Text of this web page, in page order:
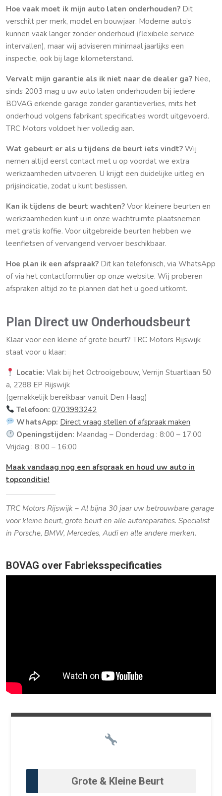
Hoe vaak moet ik mijn auto laten onderhouden? Dit
verschilt per merk, model en bouwjaar. Moderne auto’s
kunnen vaak langer zonder onderhoud (flexibele service
intervallen), maar wij adviseren minimaal jaarlijks een
inspectie, ook bij lage kilometerstand.
Vervalt mijn garantie als ik niet naar de dealer ga? Nee,
sinds 2003 mag u uw auto laten onderhouden bij iedere
BOVAG erkende garage zonder garantieverlies, mits het
onderhoud volgens fabrikant specificaties wordt uitgevoerd.
TRC Motors voldoet hier volledig aan.
Wat gebeurt er als u tijdens de beurt iets vindt? Wij
nemen altijd eerst contact met u op voordat we extra
werkzaamheden uitvoeren. U krijgt een duidelijke uitleg en
prijsindicatie, zodat u kunt beslissen.
Kan ik tijdens de beurt wachten? Voor kleinere beurten en
werkzaamheden kunt u in onze wachtruimte plaatsnemen
met gratis koffie. Voor uitgebreide beurten hebben we
leenfietsen of vervangend vervoer beschikbaar.
Hoe plan ik een afspraak? Dit kan telefonisch, via WhatsApp
of via het contactformulier op onze website. Wij proberen
afspraken altijd zo te plannen dat het u goed uitkomt.
Plan Direct uw Onderhoudsbeurt
Klaar voor een kleine of grote beurt? TRC Motors Rijswijk
staat voor u klaar:
Locatie: Vlak bij het Octrooigebouw, Verrijn Stuartlaan 50
a, 2288 EP Rijswijk
(gemakkelijk bereikbaar vanuit Den Haag)
Telefoon: 0703993242
WhatsApp: Direct vraag stellen of afspraak maken
Openingstijden: Maandag – Donderdag : 8:00 – 17:00
Vrijdag : 8:00 – 16:00
Maak vandaag nog een afspraak en houd uw auto in
topconditie!
TRC Motors Rijswijk – Al bijna 30 jaar uw betrouwbare garage
voor kleine beurt, grote beurt en alle autoreparaties. Specialist
in Porsche, BMW, Mercedes, Audi en alle andere merken.
BOVAG over Fabrieksspecificaties
Grote & Kleine Beurt